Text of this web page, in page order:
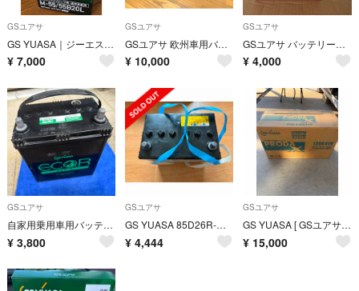
GSユアサ
GS YUASA｜ジーエス・ユアサ 国産車用バッテリー ECO.R Revol…
¥ 7,000
GSユアサ
GSユアサ 欧州車用バッテリー LN4
¥ 10,000
GSユアサ
GSユアサ バッテリー 使用品 M42 アイドリングストップ 充電制御車対応
¥ 4,000
GSユアサ
自家用乗用車用バッテリー エコアール 40B19L
¥ 3,800
GSユアサ
GS YUASA 85D26R-MF バッテリー ユアサ
¥ 4,444
GSユアサ
GS YUASA [ GSユアサ ] PRX 120E41R 業務用車用
¥ 15,000